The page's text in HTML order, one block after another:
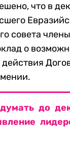
что в
совета
о
до